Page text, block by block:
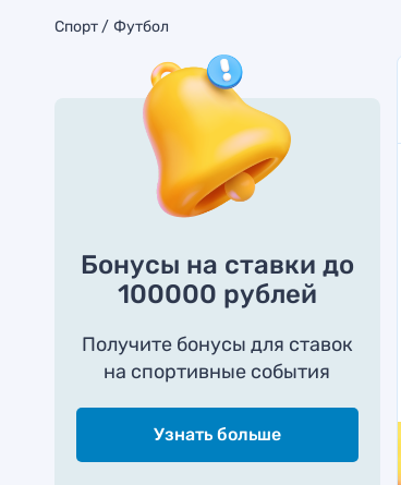
Спорт Футбол
Бонусы на ставки до
100000 рублей
Получите бонусы для ставок
на спортивные события
Узнать больше